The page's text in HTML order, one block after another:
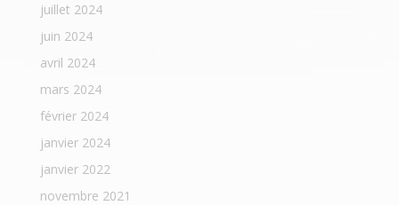
juillet 2024
juin 2024
avril 2024
mars 2024
février 2024
janvier 2024
janvier 2022
novembre 2021